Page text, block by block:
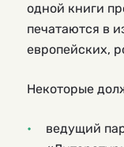
одной книги
печатаются в
европейских,
Некоторые
ведущий